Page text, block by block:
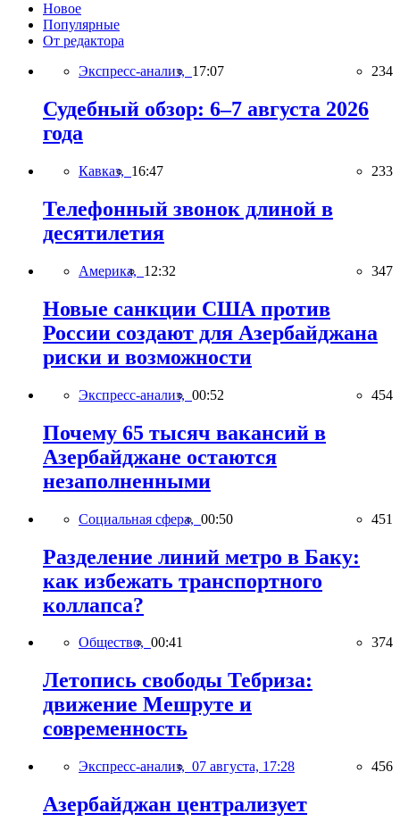
Новое
Популярные
От редактора
Экспресс-анализ, 17:07 234
Судебный обзор: 6–7 августа 2026
года
Кавказ, 16:47 233
Телефонный звонок длиной в
десятилетия
Америка, 12:32 347
Новые санкции США против
России создают для Азербайджана
риски и возможности
Экспресс-анализ, 00:52 454
Почему 65 тысяч вакансий в
Азербайджане остаются
незаполненными
Социальная сфера, 00:50 451
Разделение линий метро в Баку:
как избежать транспортного
коллапса?
Общество, 00:41 374
Летопись свободы Тебриза:
движение Мешруте и
современность
Экспресс-анализ, 07 августа, 17:28 456
Азербайджан централизует